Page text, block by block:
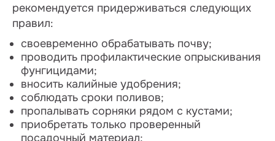
рекомендуется придерживаться следующих
правил:
своевременно обрабатывать почву;
проводить профилактические опрыскивания
фунгицидами;
вносить калийные удобрения;
соблюдать сроки поливов;
пропалывать сорняки рядом с кустами;
приобретать только проверенный
посадочный материал;